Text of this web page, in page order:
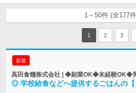
1～50件 (全177
1 2 3
新着
高田食糧株式会社 | ◆副業OK◆未経験OK◆
◎ 学校給食などへ提供するごはんの【